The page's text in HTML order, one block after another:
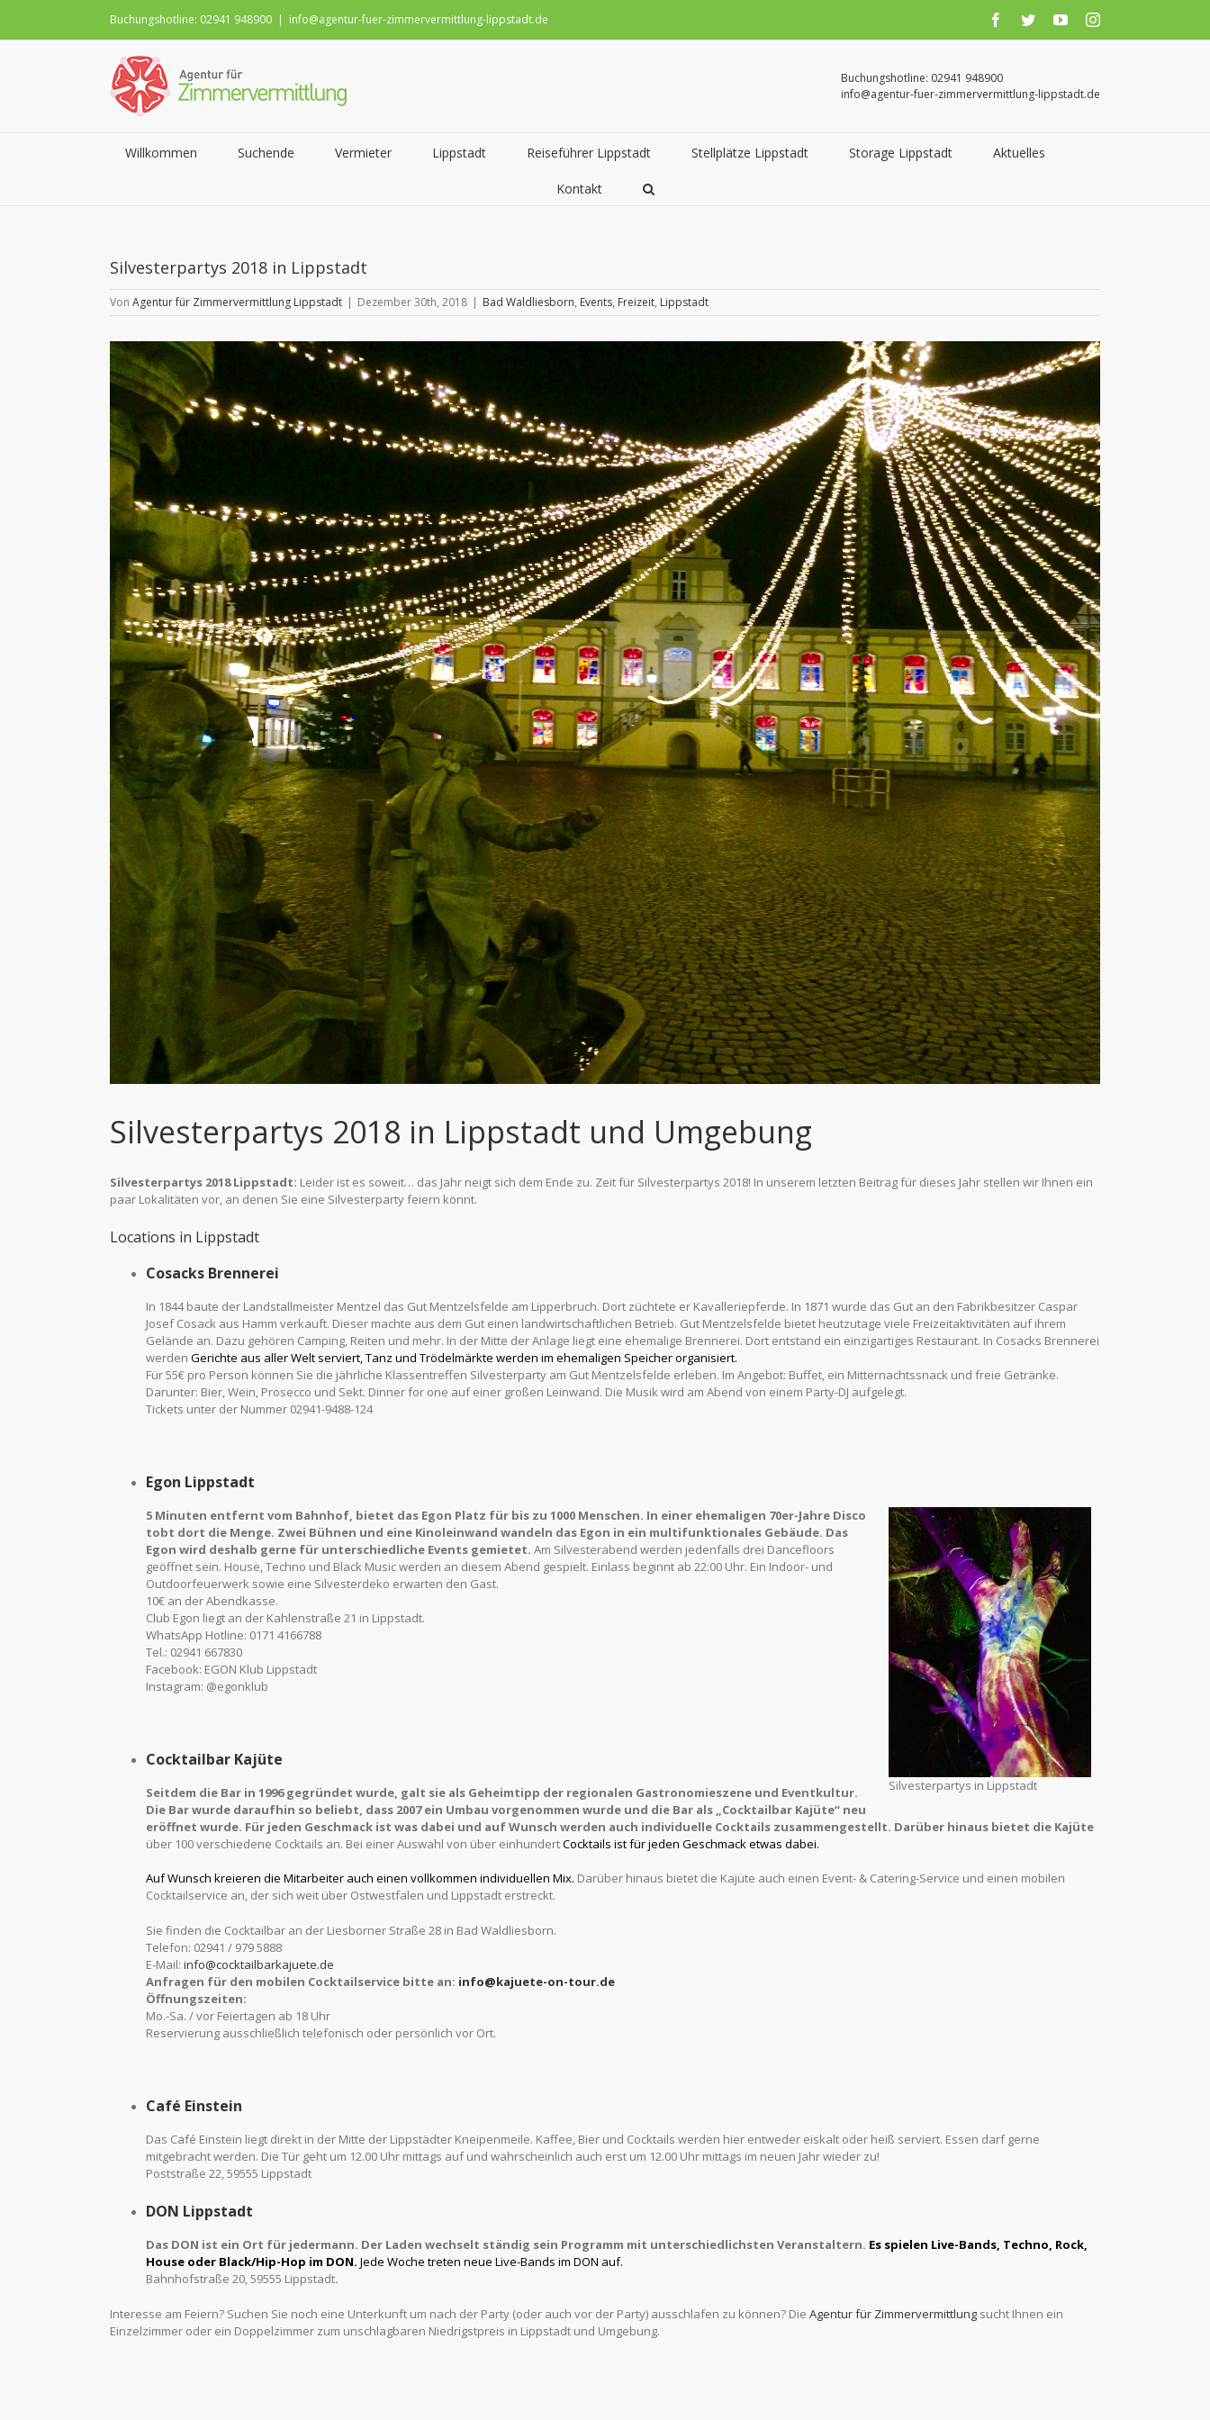
springen
Buchungshotline: 02941 948900 | info@agentur-fuer-zimmervermittlung-lippstadt.de facebook
twitteryoutubeinstagram
Buchungshotline: 02941 948900
info@agentur-fuer-zimmervermittlung-lippstadt.de
nach:
Willkommen Suchende Vermieter Lippstadt Reiseführer Lippstadt Stellplätze Lippstadt Storage Lippstadt Aktuelles
Kontakt
Silvesterpartys 2018 in Lippstadt
Von Agentur für Zimmervermittlung Lippstadt | Dezember 30th, 2018 | Bad Waldliesborn, Events, Freizeit, Lippstadt
Zeige
grösseres
Bild
Silvesterpartys 2018 in Lippstadt und Umgebung
Silvesterpartys 2018 Lippstadt: Leider ist es soweit… das Jahr neigt sich dem Ende zu. Zeit für Silvesterpartys 2018! In unserem letzten Beitrag für dieses Jahr stellen wir Ihnen ein
paar Lokalitäten vor, an denen Sie eine Silvesterparty feiern könnt.
Locations in Lippstadt
Cosacks Brennerei
In 1844 baute der Landstallmeister Mentzel das Gut Mentzelsfelde am Lipperbruch. Dort züchtete er Kavalleriepferde. In 1871 wurde das Gut an den Fabrikbesitzer Caspar
Josef Cosack aus Hamm verkauft. Dieser machte aus dem Gut einen landwirtschaftlichen Betrieb. Gut Mentzelsfelde bietet heutzutage viele Freizeitaktivitäten auf ihrem
Gelände an. Dazu gehören Camping, Reiten und mehr. In der Mitte der Anlage liegt eine ehemalige Brennerei. Dort entstand ein einzigartiges Restaurant. In Cosacks Brennerei
werden Gerichte aus aller Welt serviert,Tanz und Trödelmärkte werden im ehemaligen Speicherorganisiert.
Für 55€ pro Person können Sie die jährliche Klassentreffen Silvesterparty am Gut Mentzelsfelde erleben. Im Angebot: Buffet, ein Mitternachtssnack und freie Getränke.
Darunter: Bier, Wein, Prosecco und Sekt. Dinner for one auf einer großen Leinwand. Die Musik wird am Abend von einem Party-DJ aufgelegt.
Tickets unter der Nummer 02941-9488-124
Egon Lippstadt
Silvesterpartys in Lippstadt
5 Minuten entfernt vom Bahnhof, bietet das Egon Platz für bis zu 1000 Menschen. In einer ehemaligen 70er-Jahre Disco
tobt dort die Menge. Zwei Bühnen und eine Kinoleinwand wandeln das Egon in ein multifunktionales Gebäude. Das
Egon wird deshalb gerne für unterschiedliche Events gemietet. Am Silvesterabend werden jedenfalls drei Dancefloors
geöffnet sein. House, Techno und Black Music werden an diesem Abend gespielt. Einlass beginnt ab 22:00 Uhr. Ein Indoor- und
Outdoorfeuerwerk sowie eine Silvesterdeko erwarten den Gast.
10€ an der Abendkasse.
Club Egon liegt an der Kahlenstraße 21 in Lippstadt.
WhatsApp Hotline: 0171 4166788
Tel.: 02941 667830
Facebook: EGON Klub Lippstadt
Instagram: @egonklub
Cocktailbar Kajüte
Seitdem die Bar in 1996 gegründet wurde, galt sie als Geheimtipp der regionalen Gastronomieszene und Eventkultur.
Die Bar wurde daraufhin so beliebt, dass 2007 ein Umbau vorgenommen wurde und die Bar als „Cocktailbar Kajüte“ neu
eröffnet wurde. Für jeden Geschmack ist was dabei und auf Wunsch werden auch individuelle Cocktails zusammengestellt. Darüber hinaus bietet die Kajüte
über 100 verschiedene Cocktails an. Bei einer Auswahl von über einhundertCocktails istfür jeden Geschmack etwas dabei.
AufWunsch kreieren die Mitarbeiter auch einen vollkommen individuellen Mix. Darüber hinaus bietet die Kajüte auch einen Event- & Catering-Service und einen mobilen
Cocktailservice an, der sich weit über Ostwestfalen und Lippstadt erstreckt.
Sie finden die Cocktailbar an der Liesborner Straße 28 in Bad Waldliesborn.
Telefon: 02941 / 979 5888
E-Mail: info@cocktailbarkajuete.de
Anfragen für den mobilen Cocktailservice bitte an: info@kajuete-on-tour.de
Öffnungszeiten:
Mo.-Sa. / vor Feiertagen ab 18 Uhr
Reservierung ausschließlich telefonisch oder persönlich vor Ort.
Café Einstein
Das Café Einstein liegt direkt in der Mitte der Lippstädter Kneipenmeile. Kaffee, Bier und Cocktails werden hier entweder eiskalt oder heiß serviert. Essen darf gerne
mitgebracht werden. Die Tür geht um 12.00 Uhr mittags auf und wahrscheinlich auch erst um 12.00 Uhr mittags im neuen Jahr wieder zu!
Poststraße 22, 59555 Lippstadt
DON Lippstadt
Das DON ist ein Ort für jedermann. Der Laden wechselt ständig sein Programm mit unterschiedlichsten Veranstaltern. Es spielen Live-Bands, Techno, Rock,
House oder Black/Hip-Hop im DON. Jede Woche treten neue Live-Bands im DON auf.
Bahnhofstraße 20, 59555 Lippstadt.
Interesse am Feiern? Suchen Sie noch eine Unterkunft um nach der Party (oder auch vor der Party) ausschlafen zu können? Die Agentur für Zimmervermittlung sucht Ihnen ein
Einzelzimmer oder ein Doppelzimmer zum unschlagbaren Niedrigstpreis in Lippstadt und Umgebung.